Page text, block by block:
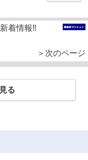
着情報‼
＞次のページ
る